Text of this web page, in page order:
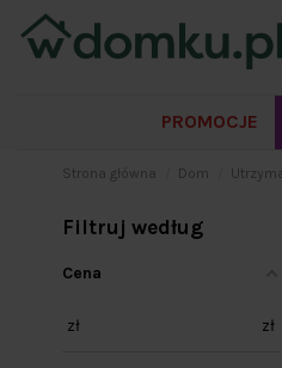
PROMOCJE
Strona główna Dom
Filtruj według
Cena
zł zł